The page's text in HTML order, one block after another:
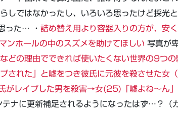
しではなかったし、いろいろ思ったけど採光
った… ・ 詰め替え用より容器入りの方が、安
ンホールの中のスズメを助けてほしい 写真が
どの理由でできれば使いたくない世界の9つの
プされた」と嘘をつき彼氏に元彼を殺させた女
がレイプした男を殺害→女(25)「嘘よね～ん
テナに更新補足されるようになったはず…？（